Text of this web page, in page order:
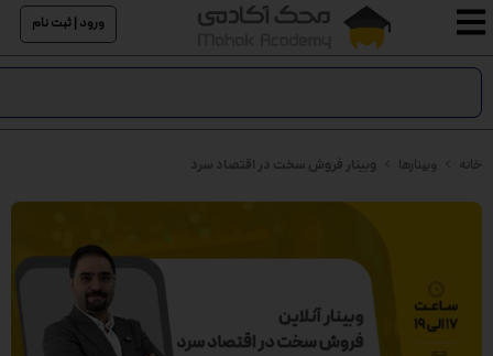
ورود | ثبت نام
خانه وبینارها وبینار فروش سخت در اقتصاد سرد